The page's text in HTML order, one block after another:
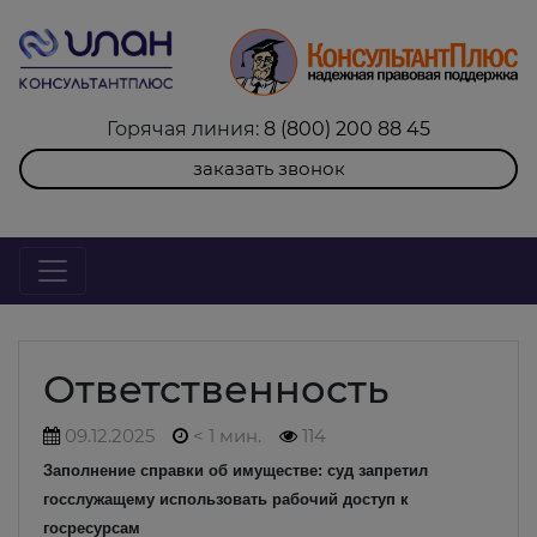
Горячая линия: 8 (800) 200 88 45
заказать звонок
Ответственность
09.12.2025 < 1 мин. 114
Заполнение справки об имуществе: суд запретил
госслужащему использовать рабочий доступ к
госресурсам